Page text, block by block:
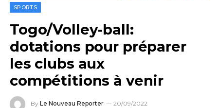
SPORTS
Togo/Volley-ball:
dotations pour préparer
les clubs aux
compétitions à venir
By Le Nouveau Reporter
20/09/2022